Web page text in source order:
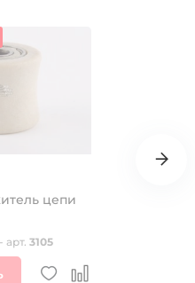
цепи
арт. 3105
250 ₽